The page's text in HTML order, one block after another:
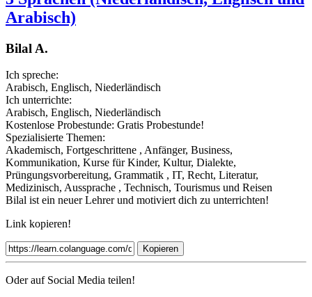
Arabisch)
Bilal A.
Ich spreche:
Arabisch, Englisch, Niederländisch
Ich unterrichte:
Arabisch, Englisch, Niederländisch
Kostenlose Probestunde: Gratis Probestunde!
Spezialisierte Themen:
Akademisch, Fortgeschrittene , Anfänger, Business,
Kommunikation, Kurse für Kinder, Kultur, Dialekte,
Prüngungsvorbereitung, Grammatik , IT, Recht, Literatur,
Medizinisch, Aussprache , Technisch, Tourismus und Reisen
Bilal ist ein neuer Lehrer und motiviert dich zu unterrichten!
Link kopieren!
Kopieren
Oder auf Social Media teilen!